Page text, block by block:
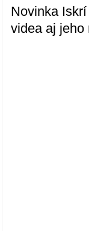
Novinka
videa aj jeho